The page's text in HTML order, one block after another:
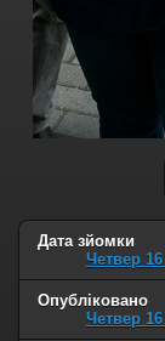
Дата зйомки
Четвер
Опубліковано
Четвер